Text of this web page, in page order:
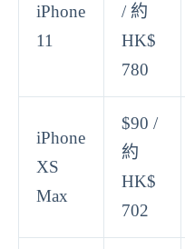
iPhone
11
/ 約
HK$
780
iPhone
XS
Max
$90 /
約
HK$
702